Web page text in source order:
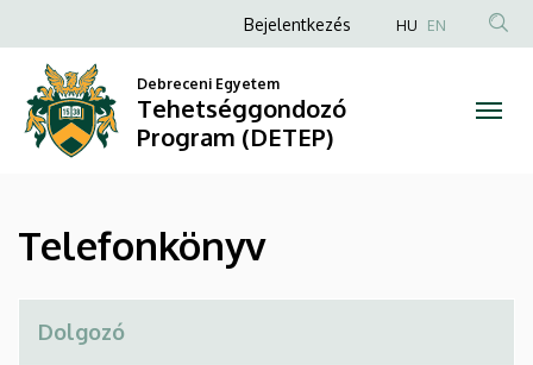
Telefonkönyv
Tehetséggondozó
Program
(DETEP)
a
tartalomra
Anonim
fiók
menüje
Bejelentkezés HU EN
Debreceni Egyetem
Tehetséggondozó
Program (DETEP)
Telefonkönyv